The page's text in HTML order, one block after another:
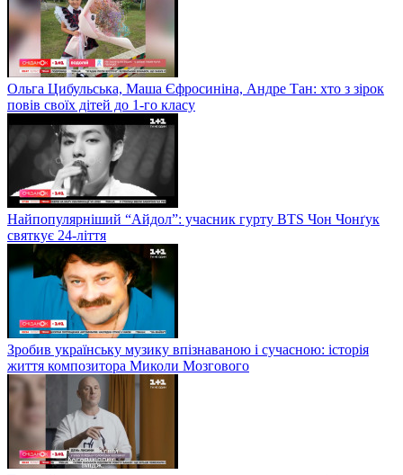
Життя та жінки Жан-Поля Бельмондо
Ольга Цибульська, Маша Єфросиніна, Андре Тан: хто з зірок
повів своїх дітей до 1-го класу
Найпопулярніший “Айдол”: учасник гурту BTS Чон Чонґук
святкує 24-ліття
Зробив українську музику впізнаваною і сучасною: історія
життя композитора Миколи Мозгового